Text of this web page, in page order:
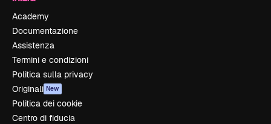
Academy
Documentazione
Assistenza
Termini e condizioni
Politica sulla privacy
Originali New
Politica dei cookie
Centro di fiducia